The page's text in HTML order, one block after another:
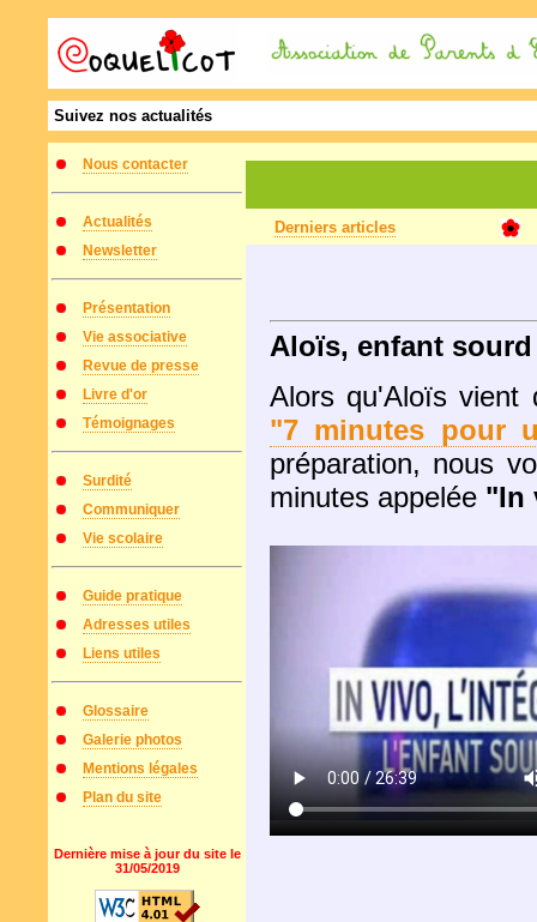
Suivez nos actualités
Nous contacter
Actualités
Newsletter
Présentation
Vie associative
Revue de presse
Livre d'or
Témoignages
Surdité
Communiquer
Vie scolaire
Guide pratique
Adresses utiles
Liens utiles
Glossaire
Galerie photos
Mentions légales
Plan du site
Dernière mise à jour du site le
31/05/2019
Derniers articles
Aloïs, enfant
Alors qu'Aloïs vient
"7 minutes pour
préparation, nous
minutes appelée "In